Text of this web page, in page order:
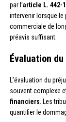
par l’article L. 442-
intervenir lorsque le
commerciale de
préavis suffisant.
Évaluation
L’évaluation du
souvent complexe
financiers . Les
quantifier le